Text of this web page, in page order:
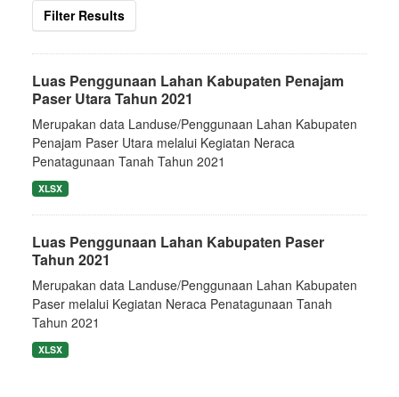
Filter Results
Luas Penggunaan Lahan Kabupaten Penajam
Paser Utara Tahun 2021
Merupakan data Landuse/Penggunaan Lahan Kabupaten
Penajam Paser Utara melalui Kegiatan Neraca
Penatagunaan Tanah Tahun 2021
XLSX
Luas Penggunaan Lahan Kabupaten Paser
Tahun 2021
Merupakan data Landuse/Penggunaan Lahan Kabupaten
Paser melalui Kegiatan Neraca Penatagunaan Tanah
Tahun 2021
XLSX